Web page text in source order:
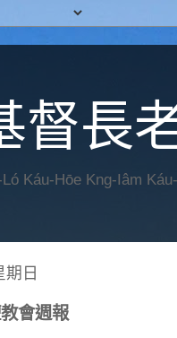
督長
Káu-Hōe Kng-Iâm
期日
會週報